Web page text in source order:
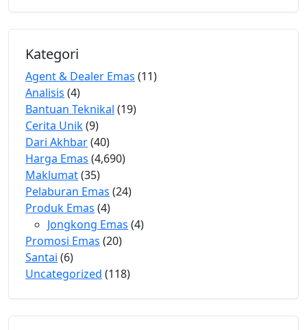
Kategori
Agent & Dealer Emas (11)
Analisis (4)
Bantuan Teknikal (19)
Cerita Unik(9)
Dari Akhbar(40)
Harga Emas (4,690)
Maklumat(35)
Pelaburan Emas (24)
Produk Emas (4)
Jongkong Emas (4)
Promosi Emas (20)
Santai (6)
Uncategorized (118)